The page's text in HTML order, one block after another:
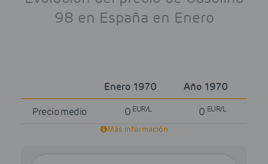
98 en España en Enero
Enero 1970
Año 1970
Precio medio
0 EUR/L 0 EUR/L
Más información